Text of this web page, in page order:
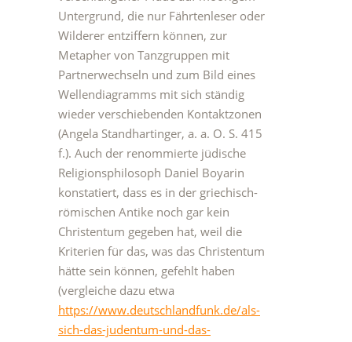
Untergrund, die nur Fährtenleser oder
Wilderer entziffern können, zur
Metapher von Tanzgruppen mit
Partnerwechseln und zum Bild eines
Wellendiagramms mit sich ständig
wieder verschiebenden Kontaktzonen
(Angela Standhartinger, a. a. O. S. 415
f.). Auch der renommierte jüdische
Religionsphilosoph Daniel Boyarin
konstatiert, dass es in der griechisch-
römischen Antike noch gar kein
Christentum gegeben hat, weil die
Kriterien für das, was das Christentum
hätte sein können, gefehlt haben
(vergleiche dazu etwa
https://www.deutschlandfunk.de/als-
sich-das-judentum-und-das-